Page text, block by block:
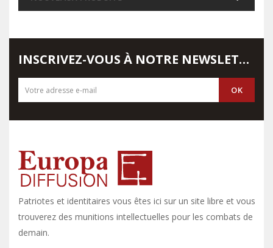
INSCRIVEZ-VOUS À NOTRE NEWSLETTER
Patriotes et identitaires vous êtes ici sur un site libre et vous y
trouverez des munitions intellectuelles pour les combats de
demain.